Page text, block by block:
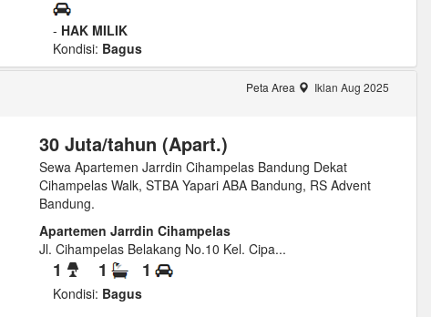
- HAK MILIK
Kondisi: Bagus
Peta Area Iklan Aug 2025
30 Juta/tahun (Apart.)
Sewa Apartemen Jarrdin Cihampelas Bandung Dekat
Cihampelas Walk, STBA Yapari ABA Bandung, RS Advent
Bandung.
Apartemen Jarrdin Cihampelas
Jl. Cihampelas Belakang No.10 Kel. Cipa...
1 1 1
Kondisi: Bagus